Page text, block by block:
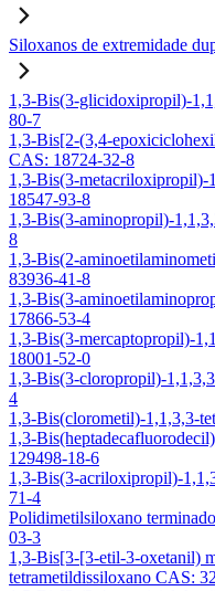
Siloxanos de extremidade
1,3-Bis(3-glicidoxipropil)-
80-7
1,3-Bis[2-(3,4-
CAS: 18724-32-8
1,3-Bis(3-metacriloxipropil)-
18547-93-8
1,3-Bis(3-aminopropil)-
8
1,3-Bis(2-
83936-41-8
1,3-Bis(3-
17866-53-4
1,3-Bis(3-mercaptopropil)-
18001-52-0
1,3-Bis(3-cloropropil)-
4
1,3-Bis(clorometil)-1,1,3,3-
1,3-
129498-18-6
1,3-Bis(3-acriloxipropil)-
71-4
Polidimetilsiloxano
03-3
1,3-Bis[3-[3-etil-3-oxetanil)
tetrametildissiloxano CAS: